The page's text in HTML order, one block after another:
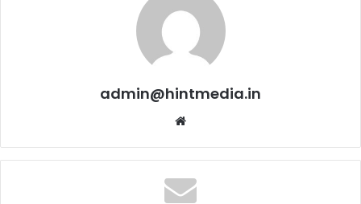
admin@hintmedia.in